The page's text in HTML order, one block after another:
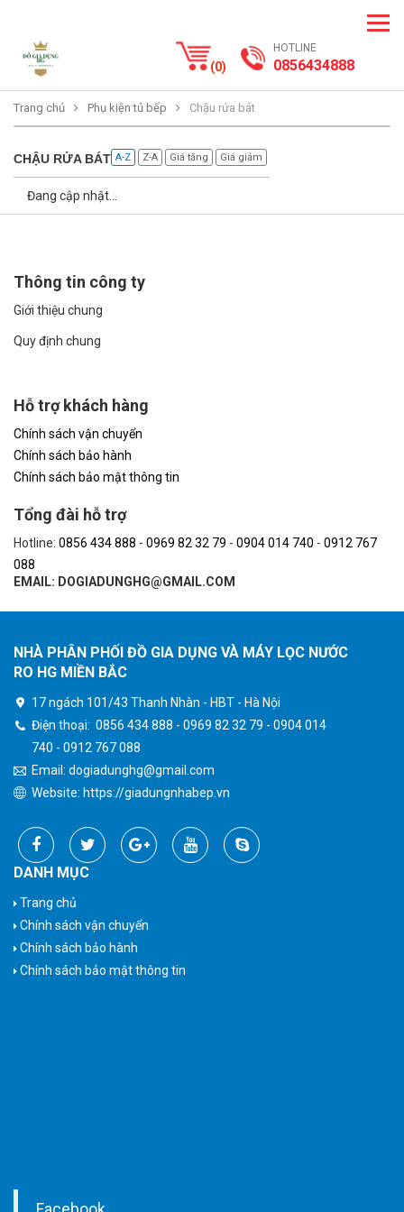
(0)
HOTLINE
0856434888
Trang chủ Phụ kiện tủ bếp Chậu rửa bát
CHẬU RỬA BÁT A-Z Z-A Giá tăng Giá giảm
Đang cập nhật...
Thông tin công ty
Giới thiệu chung
Quy định chung
Hỗ trợ khách hàng
Chính sách vận chuyển
Chính sách bảo hành
Chính sách bảo mật thông tin
Tổng đài hỗ trợ
Hotline: 0856 434 888 - 0969 82 32 79 - 0904 014 740 - 0912 767
088
EMAIL: DOGIADUNGHG@GMAIL.COM
NHÀ PHÂN PHỐI ĐỒ GIA DỤNG VÀ MÁY LỌC NƯỚC
RO HG MIỀN BẮC
17 ngách 101/43 Thanh Nhàn - HBT - Hà Nội
Điện thoại: 0856 434 888 - 0969 82 32 79 - 0904 014
740 - 0912 767 088
Email: dogiadunghg@gmail.com
Website: https://giadungnhabep.vn
DANH MỤC
Trang chủ
Chính sách vận chuyển
Chính sách bảo hành
Chính sách bảo mật thông tin